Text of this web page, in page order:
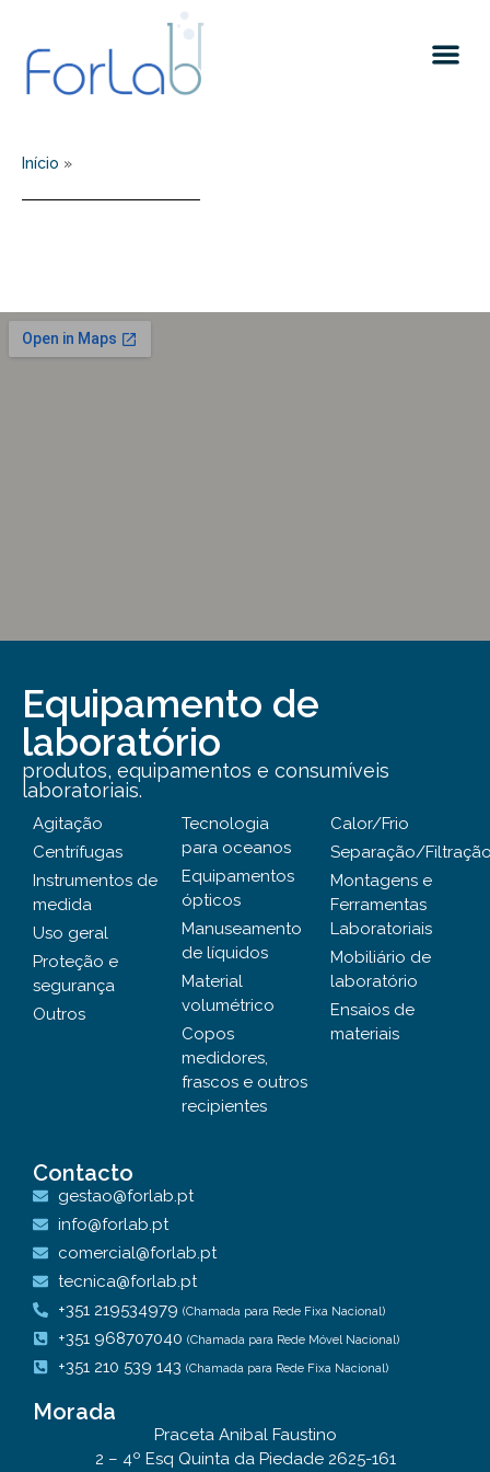
Início »
Equipamento de
laboratório
produtos, equipamentos e consumíveis
laboratoriais.
Agitação
Centrífugas
Instrumentos de
medida
Uso geral
Proteção e
segurança
Outros
Tecnologia
para oceanos
Equipamentos
ópticos
Manuseamento
de líquidos
Material
volumétrico
Copos
medidores,
frascos e outros
recipientes
Calor/Frio
Separação/
Montagens e
Ferramentas
Laboratoriais
Mobiliário de
laboratório
Ensaios de
materiais
Contacto
gestao@forlab.pt
info@forlab.pt
comercial@forlab.pt
tecnica@forlab.pt
+351 219534979 (Chamada para Rede Fixa Nacional)
+351 968707040 (Chamada para Rede Móvel Nacional)
+351 210 539 143 (Chamada para Rede Fixa Nacional)
Morada
Praceta Anibal Faustino
2 – 4º Esq Quinta da Piedade 2625-161